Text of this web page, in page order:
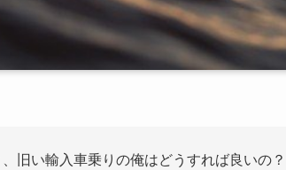
旧い輸入車乗りの俺はどうすれば良いの？